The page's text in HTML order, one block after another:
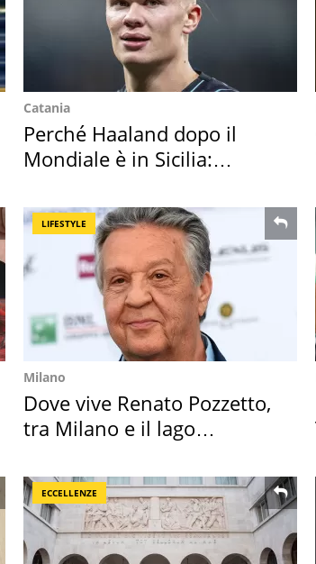
Catania
Perché Haaland dopo il
Mondiale è in Sicilia:
LIFESTYLE
Milano
Dove vive Renato Pozzetto,
tra Milano e il lago
ECCELLENZE